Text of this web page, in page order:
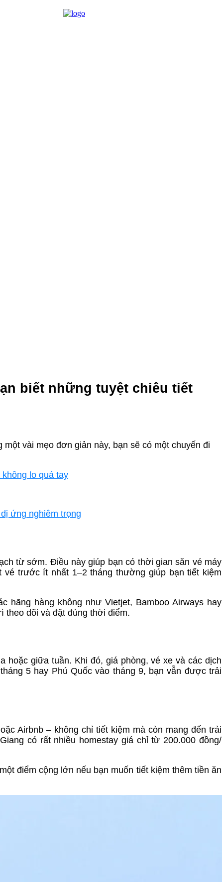
biết những tuyệt chiêu tiết
vài mẹo đơn giản này, bạn sẽ có một chuyến đi
lo quá tay
ứng nghiêm trọng
từ sớm. Điều này giúp bạn có thời gian săn vé máy
trước ít nhất 1–2 tháng thường giúp bạn tiết kiệm
hãng hàng không như Vietjet, Bamboo Airways hay
theo dõi và đặt đúng thời điểm.
hoặc giữa tuần. Khi đó, giá phòng, vé xe và các dịch
5 hay Phú Quốc vào tháng 9, bạn vẫn được trải
Airbnb – không chỉ tiết kiệm mà còn mang đến trải
có rất nhiều homestay giá chỉ từ 200.000 đồng/
điểm cộng lớn nếu bạn muốn tiết kiệm thêm tiền ăn